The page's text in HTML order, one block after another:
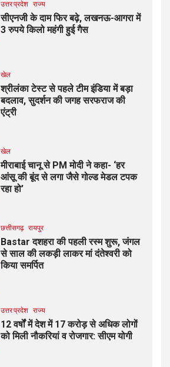
उत्तर प्रदेश राज्य
सीएनजी के दाम फिर बढ़े, लखनऊ-आगरा में
3 रुपये किलो महंगी हुई गैस
खेल
श्रीलंका टेस्ट से पहले टीम इंडिया में बड़ा
बदलाव, सुदर्शन की जगह सरफराज की
एंट्री
खेल
मीराबाई चानू से PM मोदी ने कहा- ‘हर
आंसू की बूंद से लगा जैसे गोल्ड मेडल टपक
रहा हो’
छत्तीसगढ़ रायपुर
Bastar दशहरा की पहली रस्म शुरू, जंगल
से साल की लकड़ी लाकर मां दंतेश्वरी को
किया समर्पित
उत्तर प्रदेश राज्य
12 वर्षों में देश में 17 करोड़ से अधिक लोगों
को मिली नौकरियां व रोजगार: सीएम योगी